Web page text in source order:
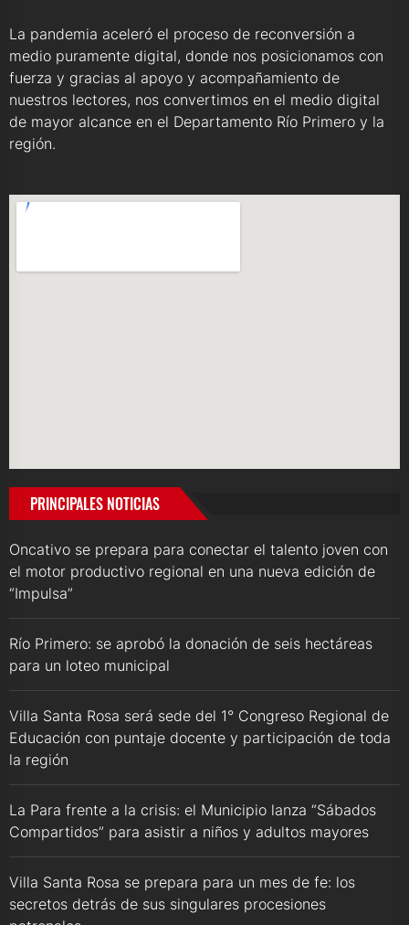
La pandemia aceleró el proceso de reconversión a
medio puramente digital, donde nos posicionamos con
fuerza y gracias al apoyo y acompañamiento de
nuestros lectores, nos convertimos en el medio digital
de mayor alcance en el Departamento Río Primero y la
región.
PRINCIPALES NOTICIAS
Oncativo se prepara para conectar el talento joven con
el motor productivo regional en una nueva edición de
“Impulsa”
Río Primero: se aprobó la donación de seis hectáreas
para un loteo municipal
Villa Santa Rosa será sede del 1° Congreso Regional de
Educación con puntaje docente y participación de toda
la región
La Para frente a la crisis: el Municipio lanza “Sábados
Compartidos” para asistir a niños y adultos mayores
Villa Santa Rosa se prepara para un mes de fe: los
secretos detrás de sus singulares procesiones